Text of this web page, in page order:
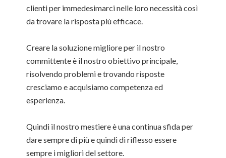
clienti per immedesimarci nelle loro necessità così
da trovare la risposta più efficace.
Creare la soluzione migliore per il nostro
committente è il nostro obiettivo principale,
risolvendo problemi e trovando risposte
cresciamo e acquisiamo competenza ed
esperienza.
Quindi il nostro mestiere è una continua sfida per
dare sempre di più e quindi di riflesso essere
sempre i migliori del settore.